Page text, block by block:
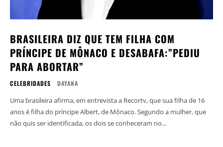
BRASILEIRA DIZ QUE TEM FILHA COM
PRÍNCIPE DE MÔNACO E DESABAFA:”PEDIU
PARA ABORTAR”
CELEBRIDADES DAYANA
Uma brasileira afirma, em entrevista a Recortv, que sua filha de 16
anos é filha do príncipe Albert, de Mônaco. Segundo a mulher, que
não quis ser identificada, os dois se conheceram no...